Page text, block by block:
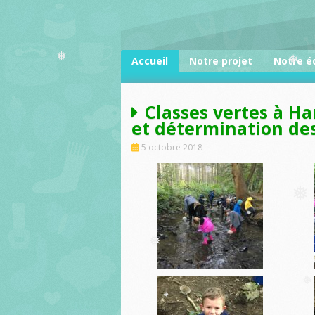
❅
Accueil
Notre projet Notre
Classes vertes à
et détermination
5 octobre 2018